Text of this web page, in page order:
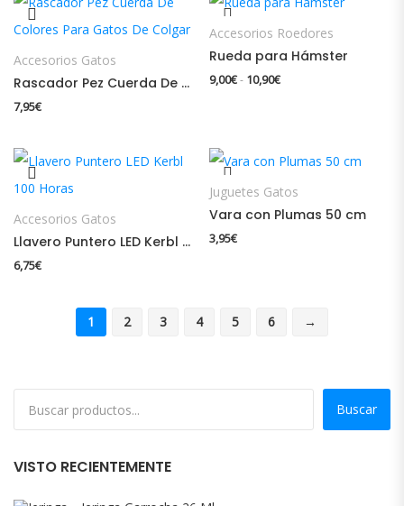
Accesorios Gatos
Rascador Pez Cuerda De Colores Para Gatos De Colgar
7,95€
Accesorios Roedores
Rueda para Hámster
9,00€- 10,90€Rango de precios:
Accesorios Gatos
Llavero Puntero LED Kerbl 100 Horas
6,75€
Juguetes Gatos
Vara con Plumas 50 cm
3,95€
1 2 3 4 5 6 →
Buscar
VISTO RECIENTEMENTE